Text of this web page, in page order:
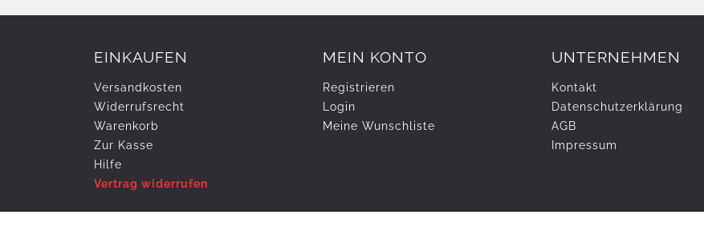
EINKAUFEN
Versandkosten
Widerrufs­recht
Warenkorb
Zur Kasse
Hilfe
Vertrag widerrufen
MEIN KONTO
Registrieren
Login
Meine Wunschliste
UNTERNEHMEN
Kontakt
Daten­schutz­erklärung
AGB
Impressum